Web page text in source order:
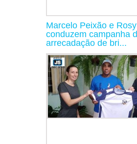
Marcelo Peixão e
conduzem campanha
arrecadação de bri...